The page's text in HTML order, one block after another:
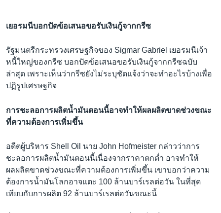
เยอรมนีบอกปัดข้อเสนอขอรับเงินกู้จากกรีซ
รัฐมนตรีกระทรวงเศรษฐกิจของ Sigmar Gabriel เยอรมนีเจ้า
หนี้ใหญ่ของกรีซ บอกปัดข้อเสนอขอรับเงินกู้จากกรีซฉบับ
ล่าสุด เพราะเห็นว่ากรีซยังไม่ระบุชัดแจ้งว่าจะทำอะไรบ้างเพื่อ
ปฏิรูปเศรษฐกิจ
การชะลอการผลิตน้ำมันตอนนี้อาจทำให้ผลผลิตขาดช่วงขณะ
ที่ความต้องการเพิ่มขึ้น
อดีตผู้บริหาร Shell Oil นาย John Hofmeister กล่าวว่าการ
ชะลอการผลิตน้ำมันตอนนี้เนื่องจากราคาตกต่ำ อาจทำให้
ผลผลิตขาดช่วงขณะที่ความต้องการเพิ่มขึ้น เขาบอกว่าความ
ต้องการน้ำมันโลกอาจแตะ 100 ล้านบาร์เรลต่อวัน ในที่สุด
เทียบกับการผลิต 92 ล้านบาร์เรลต่อวันขณะนี้